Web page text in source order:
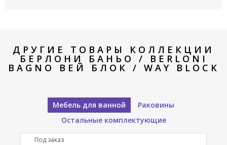
ДРУГИЕ ТОВАРЫ КОЛЛЕКЦИИ
БЕРЛОНИ БАНЬО / BERLONI
BAGNO ВЕЙ БЛОК / WAY BLOCK
Мебель для ванной
Раковины
Остальные комплектующие
Под заказ